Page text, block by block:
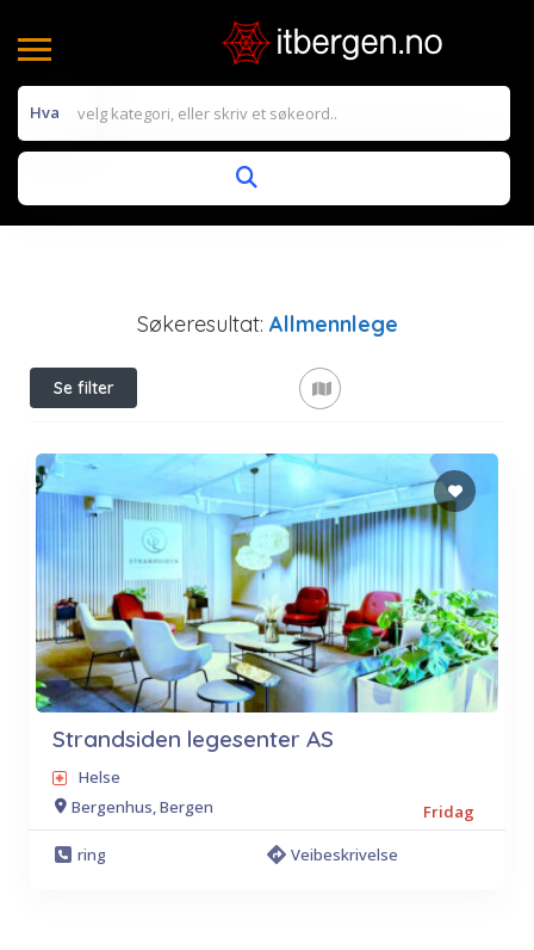
Hva
Søkeresultat: Allmennlege
Se filter
Strandsiden legesenter AS
Helse
Bergenhus, Bergen
Fridag
ring
Veibeskrivelse